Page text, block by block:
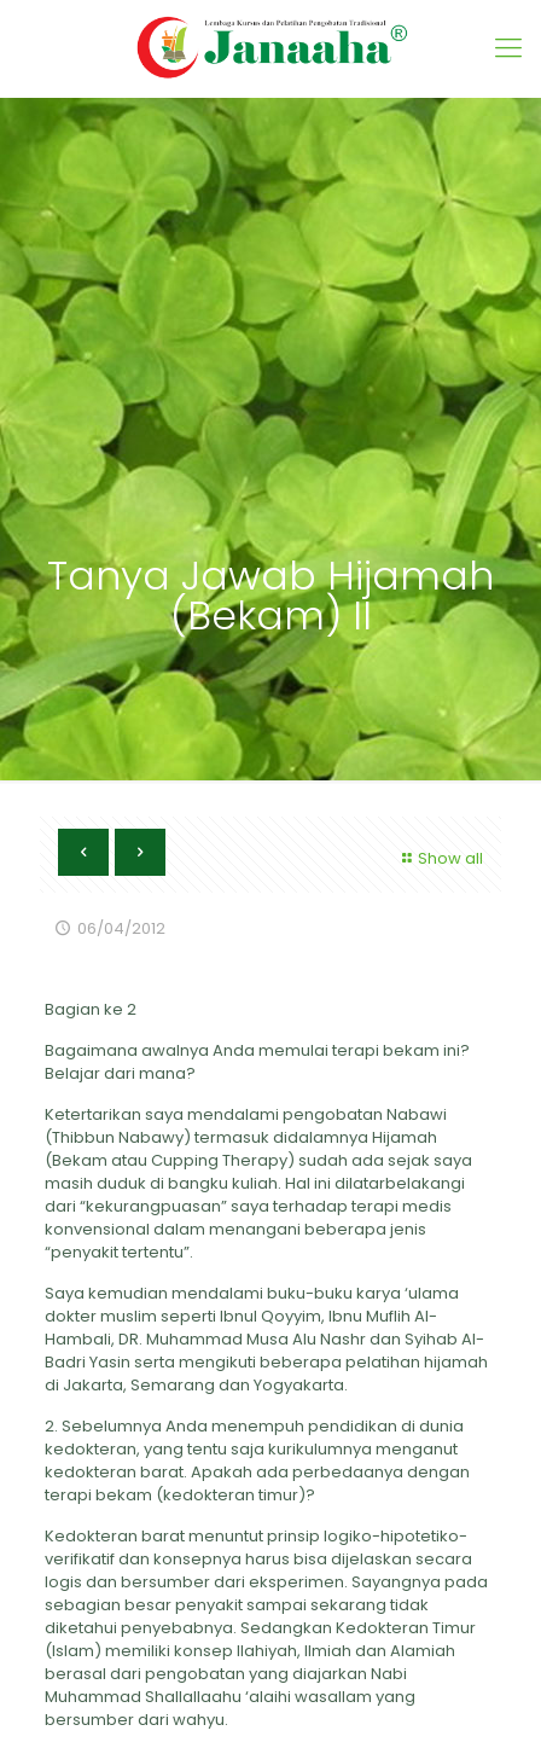
Tanya Jawab Hijamah
(Bekam) II
Show all
06/04/2012
Bagian ke 2
Bagaimana awalnya Anda memulai terapi bekam ini?
Belajar dari mana?
Ketertarikan saya mendalami pengobatan Nabawi
(Thibbun Nabawy) termasuk didalamnya Hijamah
(Bekam atau Cupping Therapy) sudah ada sejak saya
masih duduk di bangku kuliah. Hal ini dilatarbelakangi
dari “kekurangpuasan” saya terhadap terapi medis
konvensional dalam menangani beberapa jenis
“penyakit tertentu”.
Saya kemudian mendalami buku-buku karya ‘ulama
dokter muslim seperti Ibnul Qoyyim, Ibnu Muflih Al-
Hambali, DR. Muhammad Musa Alu Nashr dan Syihab Al-
Badri Yasin serta mengikuti beberapa pelatihan hijamah
di Jakarta, Semarang dan Yogyakarta.
2. Sebelumnya Anda menempuh pendidikan di dunia
kedokteran, yang tentu saja kurikulumnya menganut
kedokteran barat. Apakah ada perbedaanya dengan
terapi bekam (kedokteran timur)?
Kedokteran barat menuntut prinsip logiko-hipotetiko-
verifikatif dan konsepnya harus bisa dijelaskan secara
logis dan bersumber dari eksperimen. Sayangnya pada
sebagian besar penyakit sampai sekarang tidak
diketahui penyebabnya. Sedangkan Kedokteran Timur
(Islam) memiliki konsep Ilahiyah, Ilmiah dan Alamiah
berasal dari pengobatan yang diajarkan Nabi
Muhammad Shallallaahu ‘alaihi wasallam yang
bersumber dari wahyu.